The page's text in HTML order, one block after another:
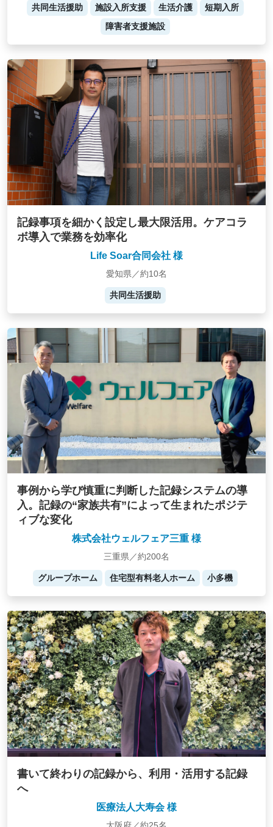
共同生活援助 施設入所支援 生活介護
短期入所
障害者支援施設
記録事項を細かく設定し最大限活用。ケアコラ
ボ導入で業務を効率化
Life Soar合同会社 様
愛知県／約10名
共同生活援助
事例から学び慎重に判断した記録システムの導
入。記録の“家族共有”によって生まれたポジテ
ィブな変化
株式会社ウェルフェア三重 様
三重県／約200名
グループホーム 住宅型有料老人ホーム 小多機
書いて終わりの記録から、利用・活用する記録
へ
医療法人大寿会 様
大阪府／約25名